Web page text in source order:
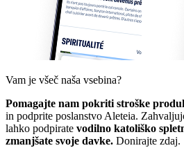
Vam je všeč naša vsebina?
Pomagajte nam pokriti stroške
in podprite poslanstvo Aleteia.
lahko podpirate vodilno katoliško
zmanjšate svoje davke. Donirajte zdaj.